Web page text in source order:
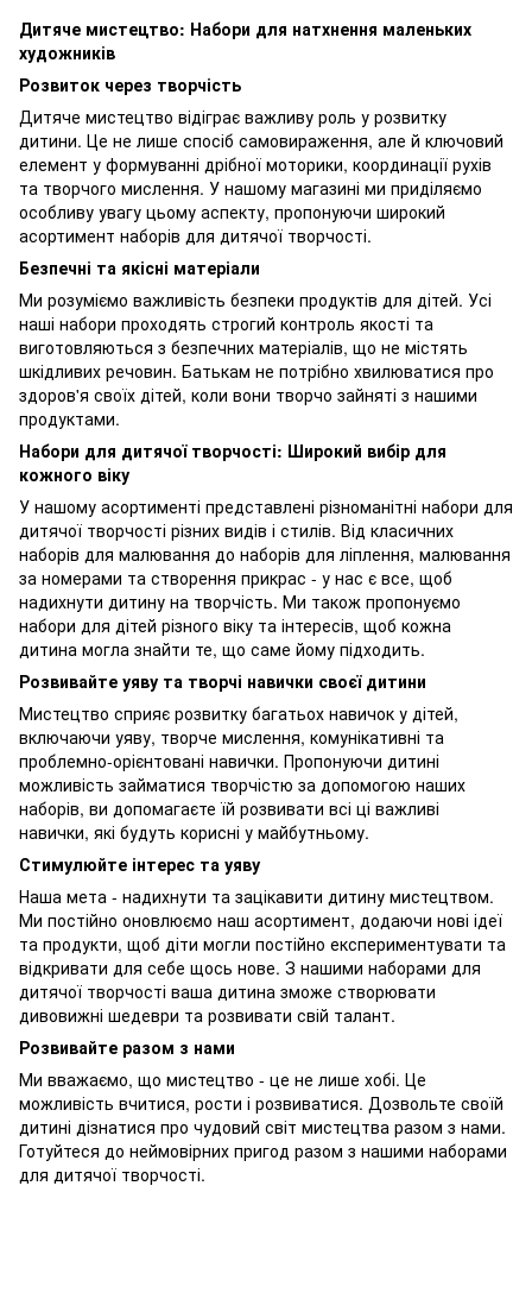
Дитяче мистецтво: Набори для натхнення маленьких
художників
Розвиток через творчість
Дитяче мистецтво відіграє важливу роль у розвитку
дитини. Це не лише спосіб самовираження, але й ключовий
елемент у формуванні дрібної моторики, координації рухів
та творчого мислення. У нашому магазині ми приділяємо
особливу увагу цьому аспекту, пропонуючи широкий
асортимент наборів для дитячої творчості.
Безпечні та якісні матеріали
Ми розуміємо важливість безпеки продуктів для дітей. Усі
наші набори проходять строгий контроль якості та
виготовляються з безпечних матеріалів, що не містять
шкідливих речовин. Батькам не потрібно хвилюватися про
здоров'я своїх дітей, коли вони творчо зайняті з нашими
продуктами.
Набори для дитячої творчості: Широкий вибір для
кожного віку
У нашому асортименті представлені різноманітні набори для
дитячої творчості різних видів і стилів. Від класичних
наборів для малювання до наборів для ліплення, малювання
за номерами та створення прикрас - у нас є все, щоб
надихнути дитину на творчість. Ми також пропонуємо
набори для дітей різного віку та інтересів, щоб кожна
дитина могла знайти те, що саме йому підходить.
Розвивайте уяву та творчі навички своєї дитини
Мистецтво сприяє розвитку багатьох навичок у дітей,
включаючи уяву, творче мислення, комунікативні та
проблемно-орієнтовані навички. Пропонуючи дитині
можливість займатися творчістю за допомогою наших
наборів, ви допомагаєте їй розвивати всі ці важливі
навички, які будуть корисні у майбутньому.
Стимулюйте інтерес та уяву
Наша мета - надихнути та зацікавити дитину мистецтвом.
Ми постійно оновлюємо наш асортимент, додаючи нові ідеї
та продукти, щоб діти могли постійно експериментувати та
відкривати для себе щось нове. З нашими наборами для
дитячої творчості ваша дитина зможе створювати
дивовижні шедеври та розвивати свій талант.
Розвивайте разом з нами
Ми вважаємо, що мистецтво - це не лише хобі. Це
можливість вчитися, рости і розвиватися. Дозвольте своїй
дитині дізнатися про чудовий світ мистецтва разом з нами.
Готуйтеся до неймовірних пригод разом з нашими наборами
для дитячої творчості.